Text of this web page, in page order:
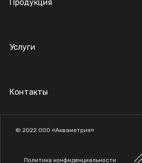
Продукция
Услуги
Контакты
© 2022 ООО «Акваметрия»
Политика конфиденциальности